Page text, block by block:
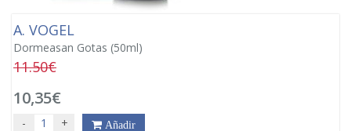
A. VOGEL
Dormeasan Gotas (50ml)
11.50€
10,35€
- + Añadir